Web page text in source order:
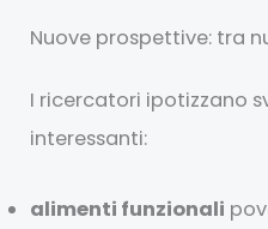
Nuove prospettive: tra
I ricercatori ipotizzano
interessanti:
alimenti funzionali